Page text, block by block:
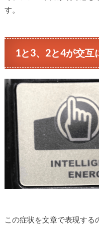
す。
1と3、2と4が交互
この症状を文章で表現す